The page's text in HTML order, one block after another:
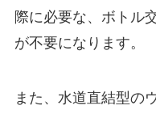
際に必要な、ボトル
が不要になります。
また、水道直結型の